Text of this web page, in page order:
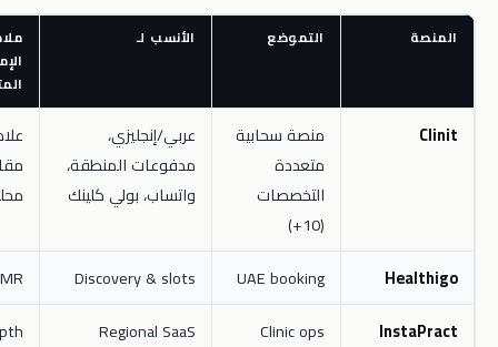
التموضع الأنسب لـ
منصة سحابية
عربي/إنجليزي،
مدفوعات المنطقة،
واتساب، بولي كلينك
علامة أحدث
مقارنة بمورّدين
محليين قدامى
UAE booking
Discovery & slots
Not a full EMR
Clinic ops
Regional SaaS
Specialty depth